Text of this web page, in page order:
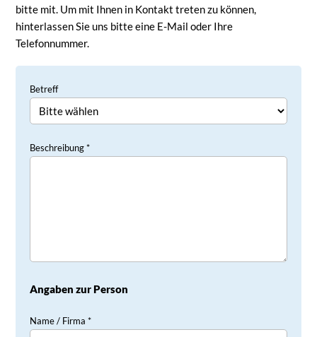
bitte mit. Um mit Ihnen in Kontakt treten zu können,
hinterlassen Sie uns bitte eine E-Mail oder Ihre
Telefonnummer.
Betreff
Beschreibung *
Angaben zur Person
Name / Firma *